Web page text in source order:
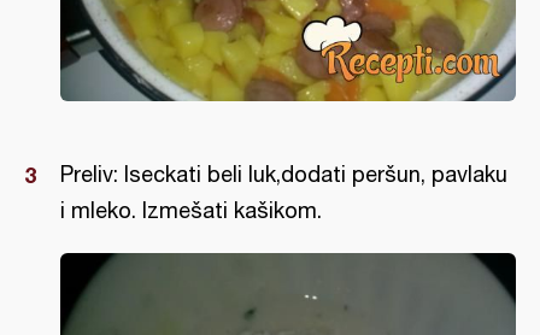
Preliv: Iseckati beli luk,dodati peršun, pavlaku
i mleko. Izmešati kašikom.